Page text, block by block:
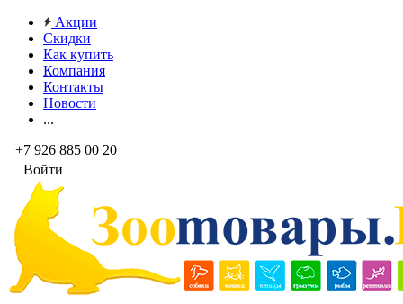
Акции
Скидки
Как купить
Компания
Контакты
Новости
...
+7 926 885 00 20
Войти